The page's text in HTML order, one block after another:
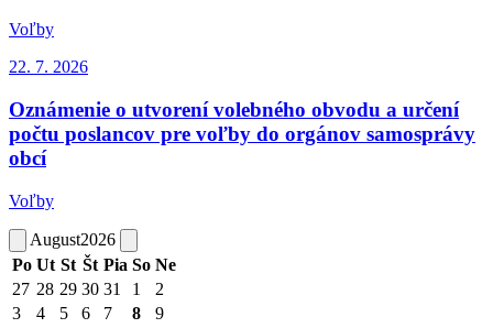
Voľby
22. 7. 2026
Oznámenie o utvorení volebného obvodu a určení
počtu poslancov pre voľby do orgánov samosprávy
obcí
Voľby
August2026
Po Ut St Št Pia So Ne
27 28 29 30 31 1
2
3
4 5 6 7 8
9